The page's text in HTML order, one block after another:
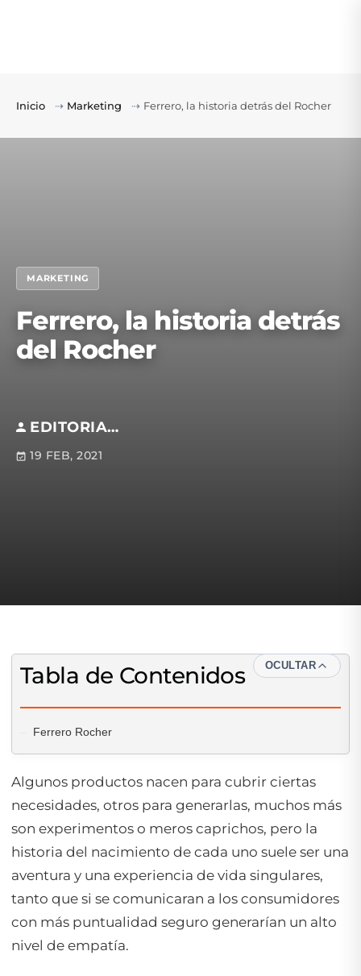
Inicio ⇢ Marketing ⇢ Ferrero, la historia detrás del Rocher
MARKETING
Ferrero, la historia detrás
del Rocher
EDITORIAL S.M
19 FEB, 2021
Tabla de Contenidos OCULTAR
Ferrero Rocher
Algunos productos nacen para cubrir ciertas
necesidades, otros para generarlas, muchos más
son experimentos o meros caprichos, pero la
historia del nacimiento de cada uno suele ser una
aventura y una experiencia de vida singulares,
tanto que si se comunicaran a los consumidores
con más puntualidad seguro generarían un alto
nivel de empatía.